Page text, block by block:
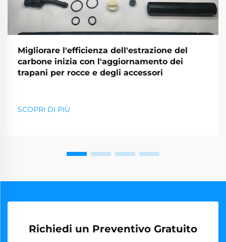
Migliorare l'efficienza dell'estrazione del
carbone inizia con l'aggiornamento dei
trapani per rocce e degli accessori
SCOPRI DI PIÙ
Richiedi un Preventivo Gratuito